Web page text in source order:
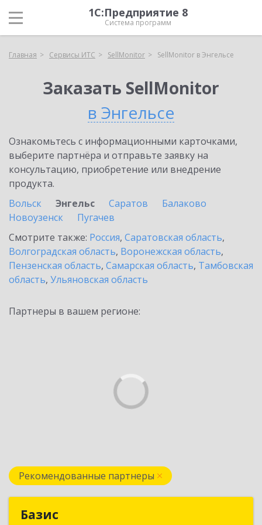
1С:Предприятие 8
Система программ
Главная Сервисы ИТС SellMonitor SellMonitor в Энгельсе
Заказать SellMonitor
в Энгельсе
Ознакомьтесь с информационными карточками,
выберите партнёра и отправьте заявку на
консультацию, приобретение или внедрение
продукта.
Вольск
Энгельс Саратов
Балаково
Новоузенск
Пугачев
Смотрите также: Россия, Саратовская область,
Волгоградская область, Воронежская область,
Пензенская область, Самарская область, Тамбовская
область, Ульяновская область
Партнеры в вашем регионе:
Рекомендованные партнеры
Базис